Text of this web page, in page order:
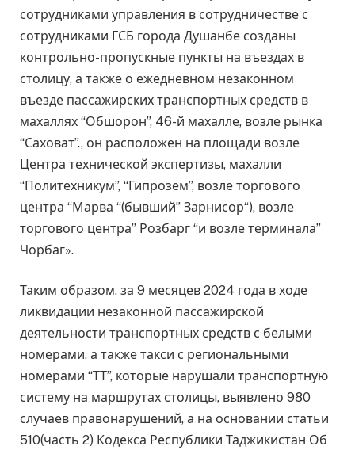
сотрудниками управления в сотрудничестве с
сотрудниками ГСБ города Душанбе созданы
контрольно-пропускные пункты на въездах в
столицу, а также о ежедневном незаконном
въезде пассажирских транспортных средств в
махаллях “Обшорон”, 46-й махалле, возле рынка
“Саховат”., он расположен на площади возле
Центра технической экспертизы, махалли
“Политехникум”, “Гипрозем”, возле торгового
центра “Марва “(бывший” Зарнисор“), возле
торгового центра” Розбарг “и возле терминала”
Чорбаг».
Таким образом, за 9 месяцев 2024 года в ходе
ликвидации незаконной пассажирской
деятельности транспортных средств с белыми
номерами, а также такси с региональными
номерами “ТТ”, которые нарушали транспортную
систему на маршрутах столицы, выявлено 980
случаев правонарушений, а на основании статьи
510(часть 2) Кодекса Республики Таджикистан Об